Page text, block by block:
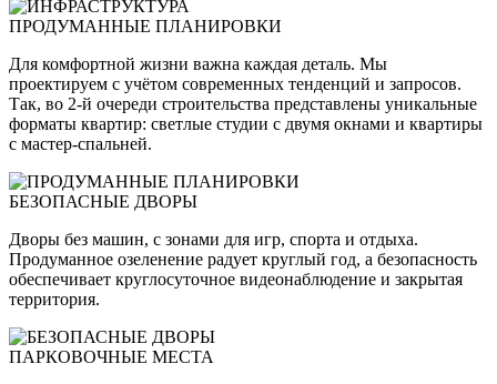
ПРОДУМАННЫЕ ПЛАНИРОВКИ
Для комфортной жизни важна каждая деталь. Мы
проектируем с учётом современных тенденций и запросов.
Так, во 2-й очереди строительства представлены уникальные
форматы квартир: светлые студии с двумя окнами и квартиры
с мастер-спальней.
БЕЗОПАСНЫЕ ДВОРЫ
Дворы без машин, с зонами для игр, спорта и отдыха.
Продуманное озеленение радует круглый год, а безопасность
обеспечивает круглосуточное видеонаблюдение и закрытая
территория.
ПАРКОВОЧНЫЕ МЕСТА